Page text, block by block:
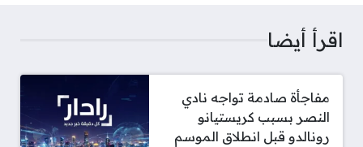
اقرأ أيضا
مفاجأة صادمة تواجه نادي
النصر بسبب كريستيانو
رونالدو قبل انطلاق الموسم